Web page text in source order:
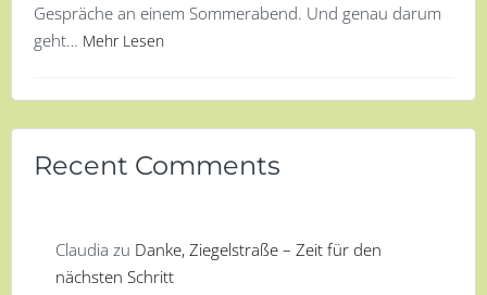
Gespräche an einem Sommerabend. Und genau darum
geht… Mehr Lesen
Recent Comments
Claudia zu Danke, Ziegelstraße – Zeit für den
nächsten Schritt